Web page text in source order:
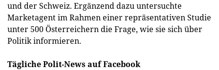
und der Schweiz. Ergänzend dazu untersuchte
Marketagent im Rahmen einer repräsentativen Studie
unter 500 Österreichern die Frage, wie sie sich über
Politik informieren.
Tägliche Polit-News auf Facebook